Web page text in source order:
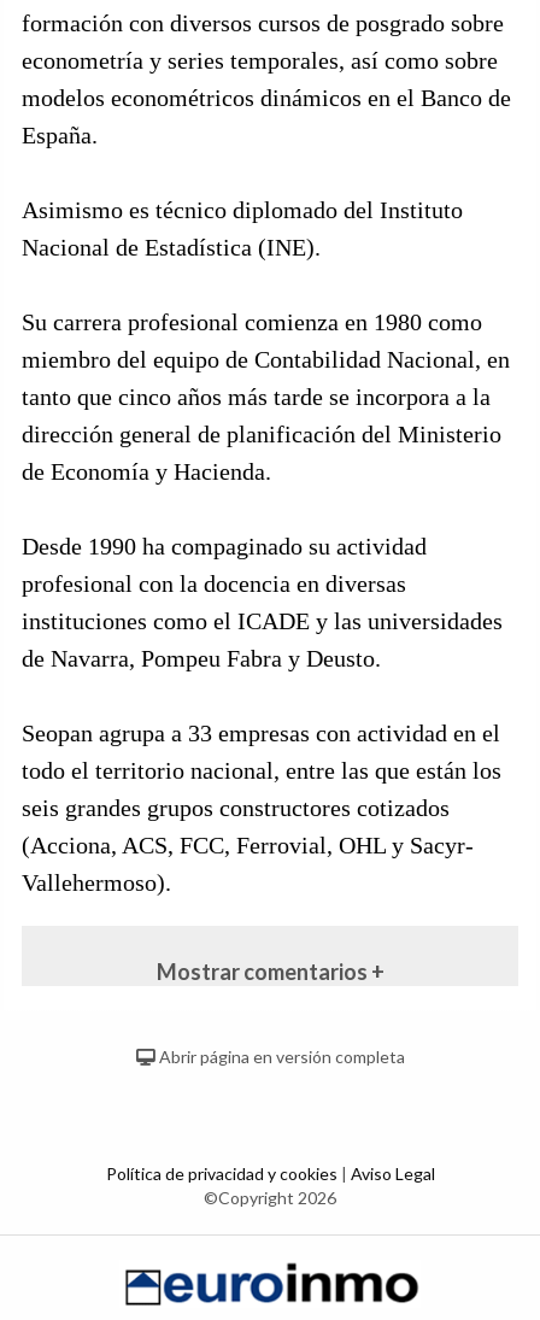
formación con diversos cursos de posgrado sobre
econometría y series temporales, así como sobre
modelos econométricos dinámicos en el Banco de
España.
Asimismo es técnico diplomado del Instituto
Nacional de Estadística (INE).
Su carrera profesional comienza en 1980 como
miembro del equipo de Contabilidad Nacional, en
tanto que cinco años más tarde se incorpora a la
dirección general de planificación del Ministerio
de Economía y Hacienda.
Desde 1990 ha compaginado su actividad
profesional con la docencia en diversas
instituciones como el ICADE y las universidades
de Navarra, Pompeu Fabra y Deusto.
Seopan agrupa a 33 empresas con actividad en el
todo el territorio nacional, entre las que están los
seis grandes grupos constructores cotizados
(Acciona, ACS, FCC, Ferrovial, OHL y Sacyr-
Vallehermoso).
Mostrar comentarios +
Abrir página en versión completa
Política de privacidad y cookies | Aviso Legal
©Copyright 2026